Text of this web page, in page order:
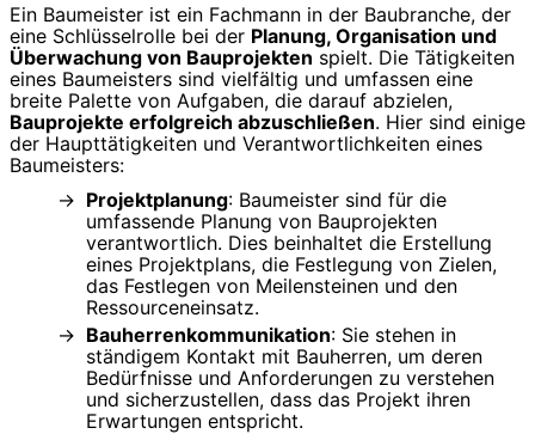
Ein Baumeister ist ein Fachmann in der Baubranche, der
eine Schlüsselrolle bei der Planung, Organisation und
Überwachung von Bauprojekten spielt. Die Tätigkeiten
eines Baumeisters sind vielfältig und umfassen eine
breite Palette von Aufgaben, die darauf abzielen,
Bauprojekte erfolgreich abzuschließen. Hier sind einige
der Haupttätigkeiten und Verantwortlichkeiten eines
Baumeisters:
Projektplanung: Baumeister sind für die
umfassende Planung von Bauprojekten
verantwortlich. Dies beinhaltet die Erstellung
eines Projektplans, die Festlegung von Zielen,
das Festlegen von Meilensteinen und den
Ressourceneinsatz.
Bauherrenkommunikation: Sie stehen in
ständigem Kontakt mit Bauherren, um deren
Bedürfnisse und Anforderungen zu verstehen
und sicherzustellen, dass das Projekt ihren
Erwartungen entspricht.